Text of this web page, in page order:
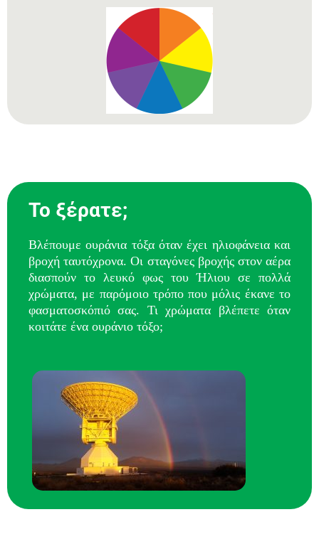
Το ξέρατε;
Βλέπουμε ουράνια τόξα όταν έχει ηλιοφάνεια και
βροχή ταυτόχρονα. Οι σταγόνες βροχής στον αέρα
διασπούν το λευκό φως του Ήλιου σε πολλά
χρώματα, με παρόμοιο τρόπο που μόλις έκανε το
φασματοσκόπιό σας. Τι χρώματα βλέπετε όταν
κοιτάτε ένα ουράνιο τόξο;